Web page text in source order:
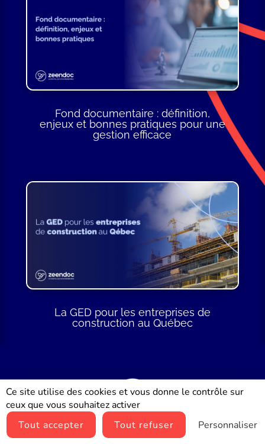
Fond documentaire : définition,
enjeux et bonnes pratiques pour une
gestion efficace
La GED pour les entreprises de
construction au Québec
Ce site utilise des cookies et vous donne le contrôle sur
ceux que vous souhaitez activer
Tout accepter
Tout refuser Personnaliser